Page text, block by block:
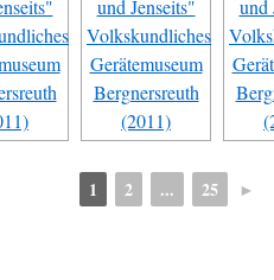
1 2 ... 25 ►